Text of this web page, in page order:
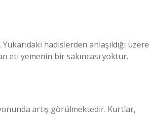
hadislerden anlaşıldığı üzere
eti yemenin bir sakıncası yoktur.
artış görülmektedir. Kurtlar,